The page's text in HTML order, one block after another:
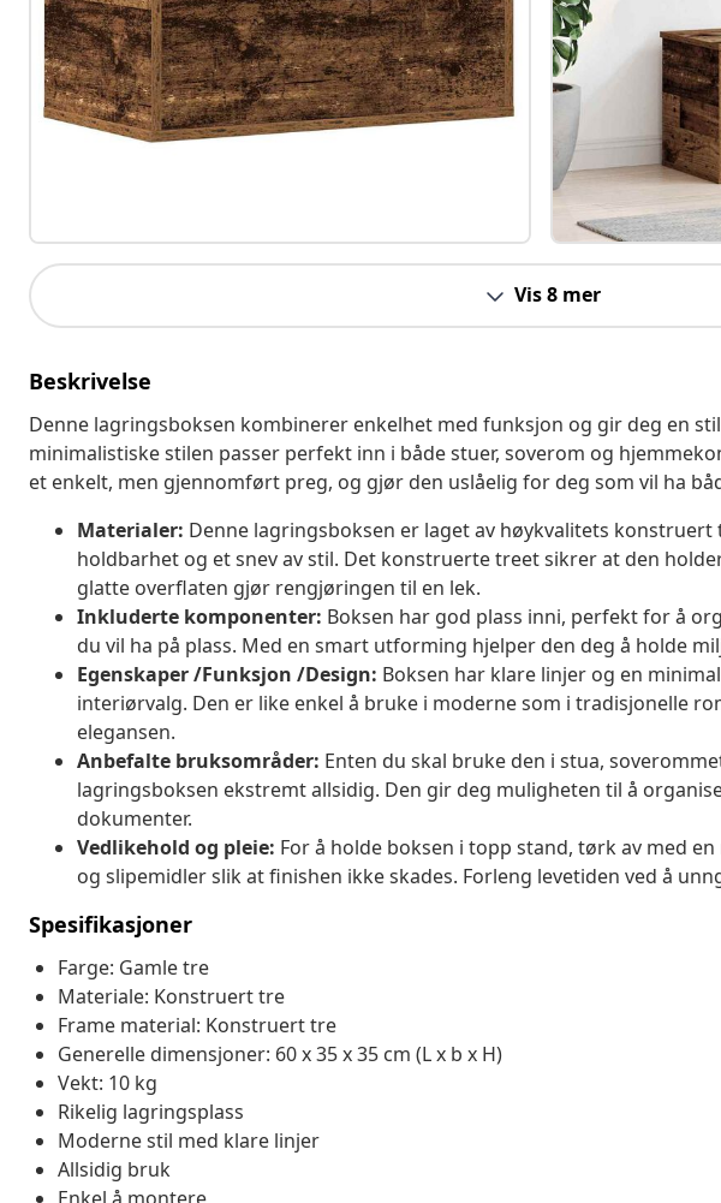
Vis 8 mer
Beskrivelse
Denne lagringsboksen kombinerer enkelhet med funksjon og gir deg en
minimalistiske stilen passer perfekt inn i både stuer, soverom og
et enkelt, men gjennomført preg, og gjør den uslåelig for deg som vil ha
Materialer: Denne lagringsboksen er laget av høykvalitets konstruert
holdbarhet og et snev av stil. Det konstruerte treet sikrer at den
glatte overflaten gjør rengjøringen til en lek.
Inkluderte komponenter: Boksen har god plass inni, perfekt for å
du vil ha på plass. Med en smart utforming hjelper den deg å holde
Egenskaper /Funksjon /Design: Boksen har klare linjer og en
interiørvalg. Den er like enkel å bruke i moderne som i tradisjonelle
elegansen.
Anbefalte bruksområder: Enten du skal bruke den i stua,
lagringsboksen ekstremt allsidig. Den gir deg muligheten til å
dokumenter.
Vedlikehold og pleie: For å holde boksen i topp stand, tørk av med
og slipemidler slik at finishen ikke skades. Forleng levetiden ved å
Spesifikasjoner
Farge: Gamle tre
Materiale: Konstruert tre
Frame material: Konstruert tre
Generelle dimensjoner: 60 x 35 x 35 cm (L x b x H)
Vekt: 10 kg
Rikelig lagringsplass
Moderne stil med klare linjer
Allsidig bruk